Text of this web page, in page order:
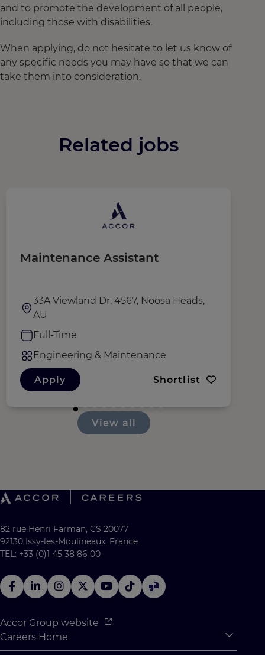
and to promote the development of all people,
including those with disabilities.
When applying, do not hesitate to let us know of
any specific needs you may have so that we can
take them into consideration.
Related jobs
Maintenance Assistant
33A Viewland Dr, 4567, Noosa Heads,
AU
Full-Time
Engineering & Maintenance
Apply Shortlist
View all
82 rue Henri Farman, CS 20077
92130 Issy-les-Moulineaux, France
TEL: +33 (0)1 45 38 86 00
Accor Group website
Careers Home